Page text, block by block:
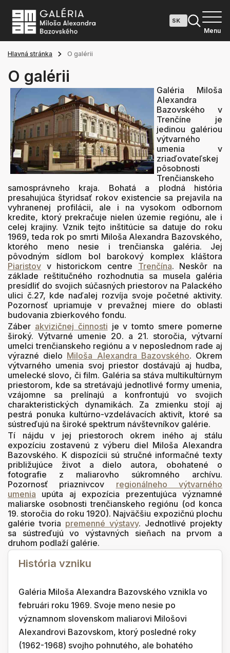
Menu
Hlavná stránka O galérii
O galérii
Galéria Miloša
Alexandra
Bazovského v
Trenčíne je
jedinou galériou
výtvarného
umenia v
zriaďovateľskej
pôsobnosti
Trenčianskeho
samosprávneho kraja. Bohatá a plodná história
presahujúca štyridsať rokov existencie sa prejavila na
vyhranenej profilácii, ale i na vysokom odbornom
kredite, ktorý prekračuje nielen územie regiónu, ale i
celej krajiny. Vznik tejto inštitúcie sa datuje do roku
1969, teda rok po smrti Miloša Alexandra Bazovského,
ktorého meno nesie i trenčianska galéria. Jej
pôvodným sídlom bol barokový komplex kláštora
Piaristov v historickom centre Trenčína. Neskôr na
základe reštitučného rozhodnutia sa musela galéria
presídliť do svojich súčasných priestorov na Palackého
ulici č.27, kde naďalej rozvíja svoje početné aktivity.
Pozornosť upriamuje v prevažnej miere do oblasti
budovania zbierkového fondu.
Záber akvizičnej činnosti je v tomto smere pomerne
široký. Výtvarné umenie 20. a 21. storočia, výtvarní
umelci trenčianskeho regiónu a v neposlednom rade aj
výrazné dielo Miloša Alexandra Bazovského. Okrem
výtvarného umenia svoj priestor dostávajú aj hudba,
umelecké slovo, či film. Galéria sa stáva multikultúrnym
priestorom, kde sa stretávajú jednotlivé formy umenia,
vzájomne sa prelínajú a konfrontujú vo svojich
charakteristických dynamikách. Za zmienku stojí aj
pestrá ponuka kultúrno-vzdelávacích aktivít, ktoré sa
sústreďujú na široké spektrum návštevníkov galérie.
Tí nájdu v jej priestoroch okrem iného aj stálu
expozíciu zostavenú z výberu diel Miloša Alexandra
Bazovského. K dispozícii sú stručné informačné texty
približujúce život a dielo autora, obohatené o
fotografie z maliarovho súkromného archívu.
Pozornosť priaznivcov regionálneho výtvarného
umenia upúta aj expozícia prezentujúca významné
maliarske osobnosti trenčianskeho regiónu (od konca
19. storočia do roku 1920). Najväčšiu expozičnú plochu
galérie tvoria premenné výstavy. Jednotlivé projekty
sa sústreďujú vo výstavných sieňach na prvom a
druhom podlaží galérie.
História vzniku
Galéria Miloša Alexandra Bazovského vznikla vo
februári roku 1969. Svoje meno nesie po
významnom slovenskom maliarovi Milošovi
Alexandrovi Bazovskom, ktorý posledné roky
(1962-1968) svojho pohnutého, ale bohatého